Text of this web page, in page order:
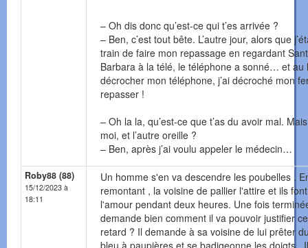
– Oh dis donc qu’est-ce qui t’es arrivée ?
– Ben, c’est tout bête. L’autre jour, alors que
train de faire mon repassage en regardant
Barbara à la télé, le téléphone a sonné… et au
décrocher mon téléphone, j’ai décroché mon
repasser !
– Oh la la, qu’est-ce que t’as du avoir mal.
moi, et l’autre oreille ?
– Ben, après j’ai voulu appeler le médecin…
Roby88 (88)
15/12/2023 à
18:11
Un homme s'en va descendre les poubelles .
remontant , la voisine de pallier l'attire et ils font
l'amour pendant deux heures. Une fois
demande bien comment il va pouvoir justifier ce
retard ? Il demande à sa voisine de lui prêter